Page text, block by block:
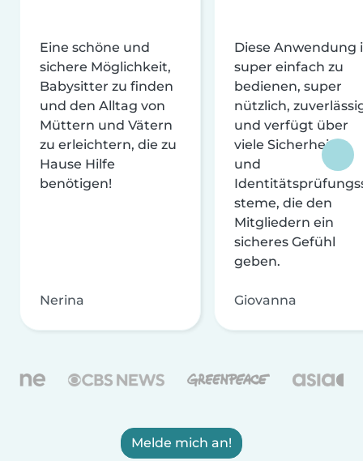
Eine schöne und
sichere Möglichkeit,
Babysitter zu finden
und den Alltag von
Müttern und Vätern
zu erleichtern, die zu
Hause Hilfe
benötigen!
Nerina
Diese Anwendung
super einfach zu
bedienen, super
nützlich,
und verfügt über
viele Sicherheits-
und
steme, die den
Mitgliedern ein
sicheres Gefühl
geben.
Giovanna
Melde mich an!